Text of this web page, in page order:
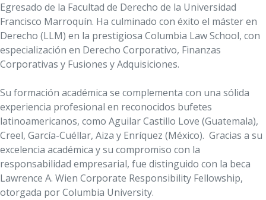
Egresado de la Facultad de Derecho de la Universidad
Francisco Marroquín. Ha culminado con éxito el máster en
Derecho (LLM) en la prestigiosa Columbia Law School, con
especialización en Derecho Corporativo, Finanzas
Corporativas y Fusiones y Adquisiciones.
Su formación académica se complementa con una sólida
experiencia profesional en reconocidos bufetes
latinoamericanos, como Aguilar Castillo Love (Guatemala),
Creel, García-Cuéllar, Aiza y Enríquez (México). Gracias a su
excelencia académica y su compromiso con la
responsabilidad empresarial, fue distinguido con la beca
Lawrence A. Wien Corporate Responsibility Fellowship,
otorgada por Columbia University.